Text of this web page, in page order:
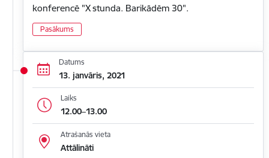
konferencē "X stunda. Barikādēm 30".
Pasākums
Datums
13. janvāris, 2021
Laiks
12.00–13.00
Atrašanās vieta
Attālināti